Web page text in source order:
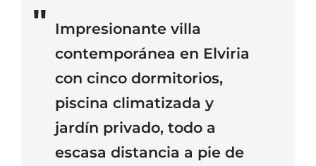
Impresionante villa
contemporánea en Elviria
con cinco dormitorios,
piscina climatizada y
jardín privado, todo a
escasa distancia a pie de